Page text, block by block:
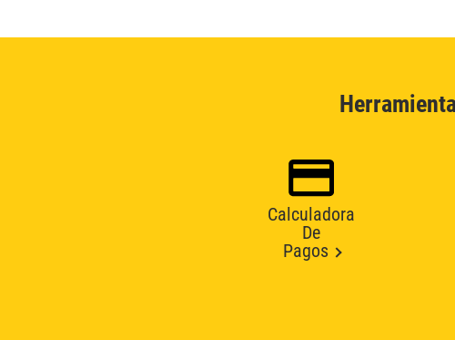
Calculadora
De
Pagos